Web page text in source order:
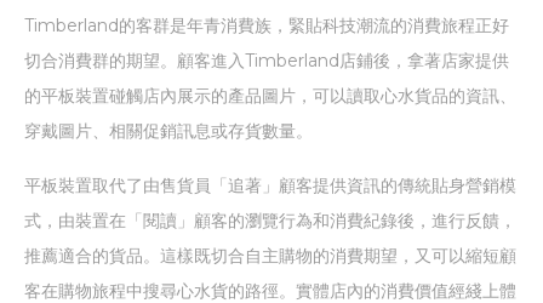
Timberland的客群是年青消費族，緊貼科技潮流的消費旅程正好
切合消費群的期望。顧客進入Timberland店鋪後，拿著店家提供
的平板裝置碰觸店內展示的產品圖片，可以讀取心水貨品的資訊、
穿戴圖片、相關促銷訊息或存貨數量。
平板裝置取代了由售貨員「追著」顧客提供資訊的傳統貼身營銷模
式，由裝置在「閱讀」顧客的瀏覽行為和消費紀錄後，進行反饋，
推薦適合的貨品。這樣既切合自主購物的消費期望，又可以縮短顧
客在購物旅程中搜尋心水貨的路徑。實體店內的消費價值經綫上體